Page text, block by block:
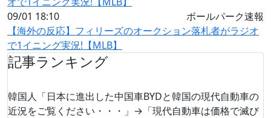
09/01 18:10
ボールパーク速報
【海外の反応】フィリーズのオークション落札者がラジオ
で1イニング実況!【MLB】
記事ランキング
韓国人「日本に進出した中国車BYDと韓国の現代自動車の
近況をご覧ください・・・」→「現代自動車は価格で滅び